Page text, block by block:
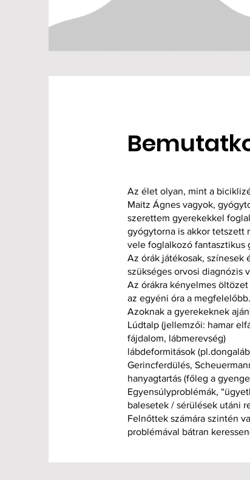
Az élet olyan, mint a
Maitz Ágnes vagyok,
szerettem gyerekekkel
gyógytorna is akkor tetszett
vele foglalkozó fantasztikus
Az órák játékosak, színesek
szükséges orvosi diagnózis
Az órákra kényelmes
az egyéni óra a megfelelőbb.
Azoknak a gyerekeknek
Lúdtalp (jellemzői: hamar
fájdalom, lábmerevség)
lábdeformitások
Gerincferdülés,
hanyagtartás (főleg a
Egyensúlyproblémák,
balesetek / sérülések utáni
Felnőttek számára szintén
problémával bátran